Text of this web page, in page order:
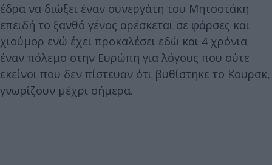
έδρα να διώξει έναν συνεργάτη του Μητσοτάκη
επειδή το ξανθό γένος αρέσκεται σε φάρσες και
χιούμορ ενώ έχει προκαλέσει εδώ και 4 χρόνια
έναν πόλεμο στην Ευρώπη για λόγους που ούτε
εκείνοι που δεν πίστευαν ότι βυθίστηκε το Κουρσκ,
γνωρίζουν μέχρι σήμερα.